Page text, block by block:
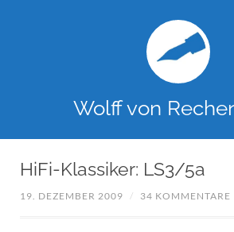
Wolff von
HiFi-Klassiker: LS3/5a
19. DEZEMBER 2009 / 34 KOMMENTARE